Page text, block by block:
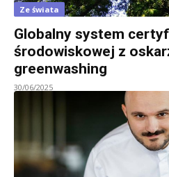
Ze świata
Globalny system
środowiskowej z
greenwashing
30/06/2025